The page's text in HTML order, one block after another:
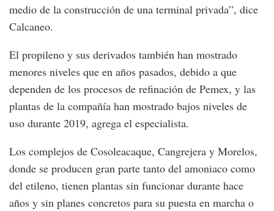
medio de la construcción de una terminal privada”, dice
Calcaneo.
El propileno y sus derivados también han mostrado
menores niveles que en años pasados, debido a que
dependen de los procesos de refinación de Pemex, y las
plantas de la compañía han mostrado bajos niveles de
uso durante 2019, agrega el especialista.
Los complejos de Cosoleacaque, Cangrejera y Morelos,
donde se producen gran parte tanto del amoniaco como
del etileno, tienen plantas sin funcionar durante hace
años y sin planes concretos para su puesta en marcha o